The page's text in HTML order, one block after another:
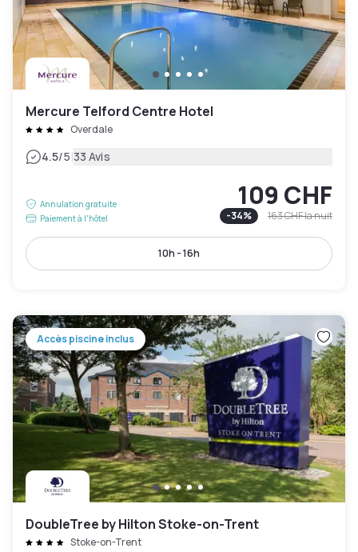
Mercure Telford Centre Hotel
Overdale
4.5/5|33 Avis
Annulation gratuite
Paiement à l'hôtel
109 CHF
-34% 163 CHFla nuit
10h - 16h
Accès piscine inclus
DoubleTree by Hilton Stoke-on-Trent
Stoke-on-Trent